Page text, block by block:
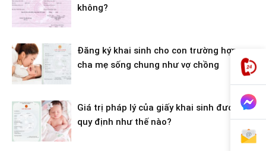
không?
Đăng ký khai sinh cho con trường hợp
cha mẹ sống chung như vợ chồng
Giá trị pháp lý của giấy khai sinh được
quy định như thế nào?